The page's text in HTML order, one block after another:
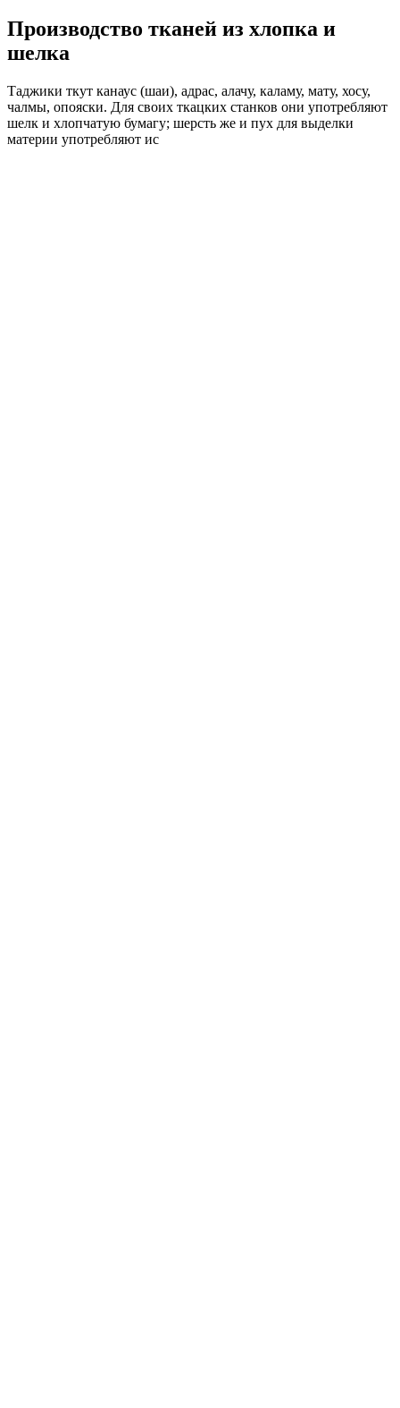
Производство тканей из хлопка и
шелка
Таджики ткут канаус (шаи), адрас, алачу, каламу, мату, хосу,
чалмы, опояски. Для своих ткацких станков они употребляют
шелк и хлопчатую бумагу; шерсть же и пух для выделки
материи употребляют ис